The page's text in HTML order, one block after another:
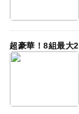
超豪華！8組最大